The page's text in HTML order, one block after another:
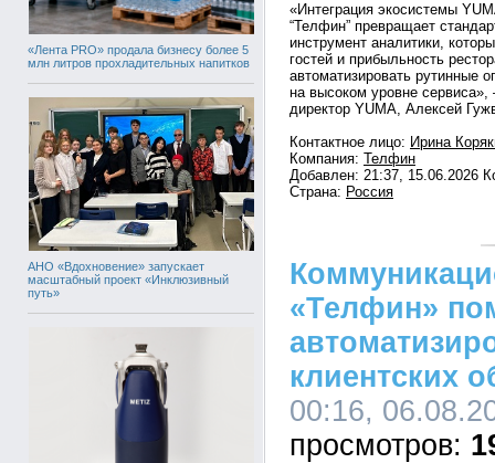
«Лента PRO» продала бизнесу более 5
млн литров прохладительных напитков
АНО «Вдохновение» запускает
масштабный проект «Инклюзивный
путь»
«Интеграция экосистемы
“Телфин” превращает
инструмент аналитики,
гостей и прибыльность
автоматизировать рутинные
на высоком уровне
директор YUMA, Алексей
Контактное лицо: Ирина
Компания: Телфин
Добавлен: 21:37, 15.06.2026
Страна: Россия
«Телфин»
клиентских
00:16,